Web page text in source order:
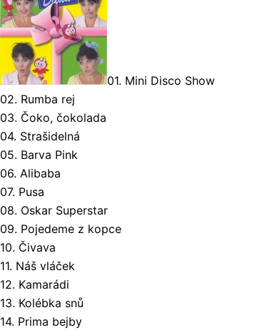
01. Mini Disco Show
02. Rumba rej
03. Čoko, čokolada
04. Strašidelná
05. Barva Pink
06. Alibaba
07. Pusa
08. Oskar Superstar
09. Pojedeme z kopce
10. Čivava
11. Náš vláček
12. Kamarádi
13. Kolébka snů
14. Prima bejby